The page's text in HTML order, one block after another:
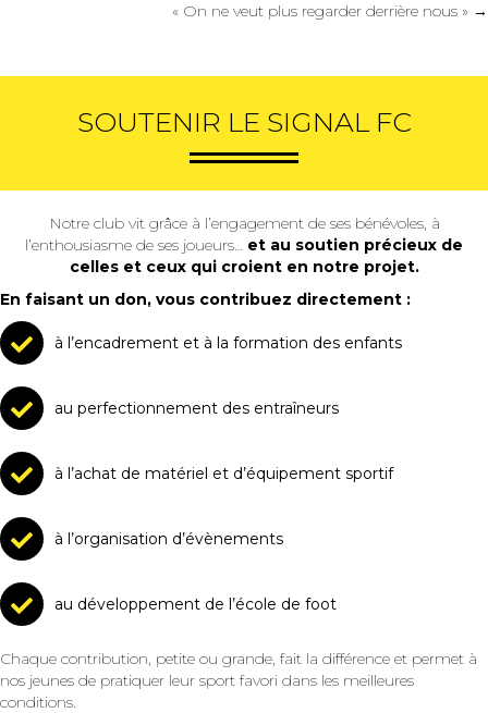
« On ne veut plus regarder derrière nous » →
SOUTENIR LE SIGNAL FC
Notre club vit grâce à l’engagement de ses bénévoles, à
l’enthousiasme de ses joueurs… et au soutien précieux de
celles et ceux qui croient en notre projet.
En faisant un don, vous contribuez directement :
à l’encadrement et à la formation des enfants
au perfectionnement des entraîneurs
à l’achat de matériel et d’équipement sportif
à l’organisation d’évènements
au développement de l’école de foot
Chaque contribution, petite ou grande, fait la différence et permet à
nos jeunes de pratiquer leur sport favori dans les meilleures
conditions.